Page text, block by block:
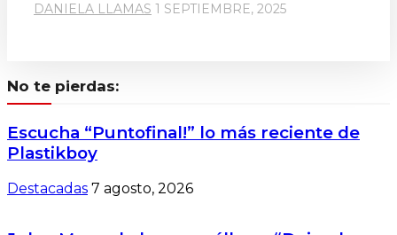
DANIELA LLAMAS 1 SEPTIEMBRE, 2025
No te pierdas:
Escucha “Puntofinal!” lo más reciente de
Plastikboy
Destacadas 7 agosto, 2026